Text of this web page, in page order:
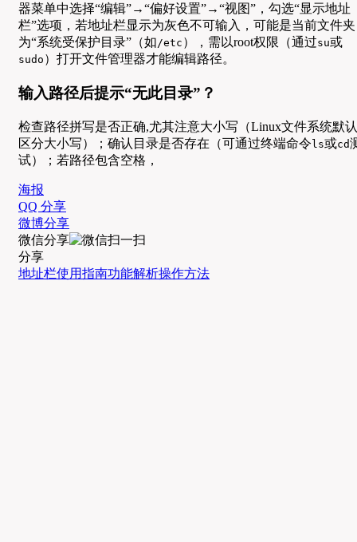
器菜单中选择“编辑”→“偏好设置”→“视图”，勾选“显示地址
栏”选项，若地址栏显示为灰色不可输入，可能是当前文件夹
为“系统受保护目录”（如/etc ），需以root权限（通过su或
sudo ）打开文件管理器才能编辑路径。
输入路径后提示“无此目录”？
检查路径拼写是否正确,尤其注意大小写（Linux文件系统默认
区分大小写）；确认目录是否存在（可通过终端命令 ls或cd
试）；若路径包含空格，
海报
QQ 分享
微博分享
微信分享
分享
地址栏使用指南功能解析操作方法